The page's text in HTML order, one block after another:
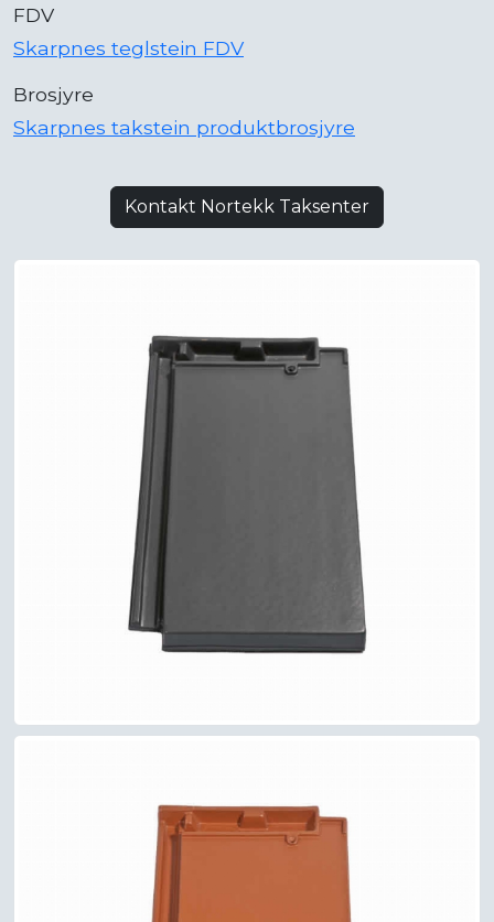
FDV
Skarpnes teglstein FDV
Brosjyre
Skarpnes takstein produktbrosjyre
Kontakt Nortekk Taksenter